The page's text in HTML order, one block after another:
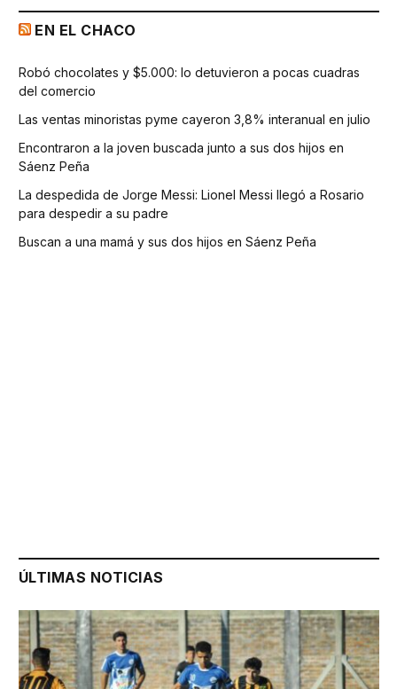
EN EL CHACO
Robó chocolates y $5.000: lo detuvieron a pocas cuadras
del comercio
Las ventas minoristas pyme cayeron 3,8% interanual en julio
Encontraron a la joven buscada junto a sus dos hijos en
Sáenz Peña
La despedida de Jorge Messi: Lionel Messi llegó a Rosario
para despedir a su padre
Buscan a una mamá y sus dos hijos en Sáenz Peña
ÚLTIMAS NOTICIAS